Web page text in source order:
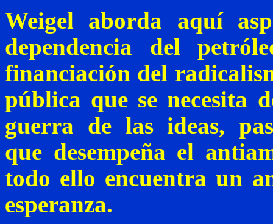
Weigel aborda aquí
dependencia del
financiación del
pública que se necesita
guerra de las ideas,
que desempeña el
todo ello encuentra un
esperanza.